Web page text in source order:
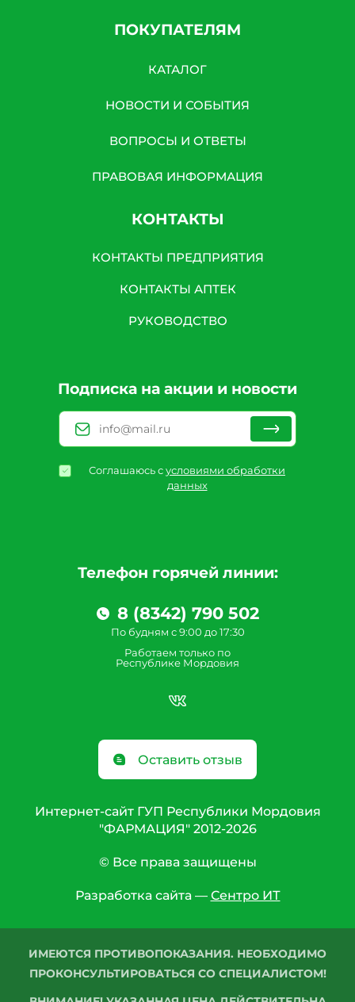
Телефон горячей линии:
8 (8342) 790 502
По будням с 9:00 до 17:30
Работаем только по
Республике Мордовия
Оставить отзыв
ПОКУПАТЕЛЯМ
КАТАЛОГ
НОВОСТИ И СОБЫТИЯ
ВОПРОСЫ И ОТВЕТЫ
ПРАВОВАЯ ИНФОРМАЦИЯ
КОНТАКТЫ
КОНТАКТЫ ПРЕДПРИЯТИЯ
КОНТАКТЫ АПТЕК
РУКОВОДСТВО
Подписка на акции и новости
Соглашаюсь сусловиями обработки
данных
Интернет-сайт ГУП Республики Мордовия
"ФАРМАЦИЯ" 2012-2026
© Все права защищены
Разработка сайта — Сентро ИТ
ИМЕЮТСЯ ПРОТИВОПОКАЗАНИЯ. НЕОБХОДИМО
ПРОКОНСУЛЬТИРОВАТЬСЯ СО СПЕЦИАЛИСТОМ!